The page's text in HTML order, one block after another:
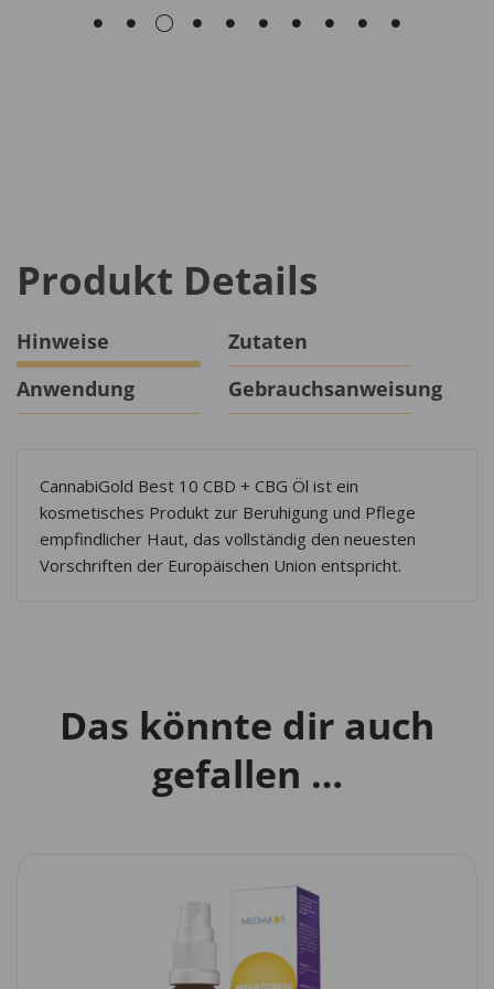
Produkt Details
Hinweise
Zutaten
Anwendung
Gebrauchsanweisung
CannabiGold Best 10 CBD + CBG Öl ist ein
kosmetisches Produkt zur Beruhigung und Pflege
empfindlicher Haut, das vollständig den neuesten
Vorschriften der Europäischen Union entspricht.
Das könnte dir auch
gefallen …